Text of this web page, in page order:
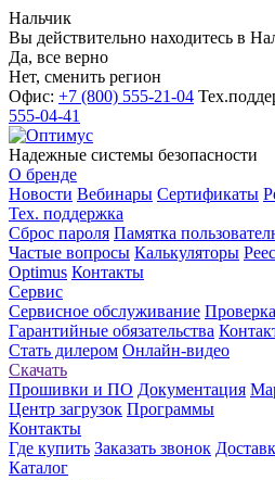
Нальчик
Вы действительно находитесь в
Да, все верно
Нет, сменить регион
Офис: +7 (800) 555-21-04
555-04-41
Надежные системы безопасности
О бренде
Новости Вебинары Сертификаты
Тех. поддержка
Сброс пароля Памятка
Частые вопросы Калькуляторы
Optimus Контакты
Сервис
Сервисное обслуживание
Гарантийные обязательства
Стать дилером Онлайн-видео
Скачать
Прошивки и ПО Документация
Центр загрузок Программы
Контакты
Где купить Заказать звонок
Каталог